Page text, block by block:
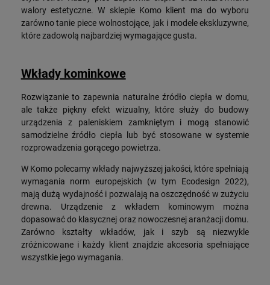
walory estetyczne. W sklepie Komo klient ma do wyboru
zarówno tanie piece wolnostojące, jak i modele ekskluzywne,
które zadowolą najbardziej wymagające gusta.
Wkłady kominkowe
Rozwiązanie to zapewnia naturalne źródło ciepła w domu,
ale także piękny efekt wizualny, które służy do budowy
urządzenia z paleniskiem zamkniętym i mogą stanowić
samodzielne źródło ciepła lub być stosowane w systemie
rozprowadzenia gorącego powietrza.
W Komo polecamy wkłady najwyższej jakości, które spełniają
wymagania norm europejskich (w tym Ecodesign 2022),
mają dużą wydajność i pozwalają na oszczędność w zużyciu
drewna. Urządzenie z wkładem kominowym można
dopasować do klasycznej oraz nowoczesnej aranżacji domu.
Zarówno kształty wkładów, jak i szyb są niezwykle
zróżnicowane i każdy klient znajdzie akcesoria spełniające
wszystkie jego wymagania.